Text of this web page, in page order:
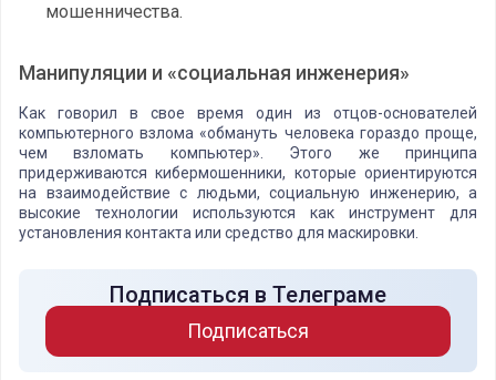
мошенничества.
Манипуляции и «социальная инженерия»
Как говорил в свое время один из отцов-основателей
компьютерного взлома «обмануть человека гораздо проще,
чем взломать компьютер». Этого же принципа
придерживаются кибермошенники, которые ориентируются
на взаимодействие с людьми, социальную инженерию, а
высокие технологии используются как инструмент для
установления контакта или средство для маскировки.
Подписаться в Телеграме
Подписаться